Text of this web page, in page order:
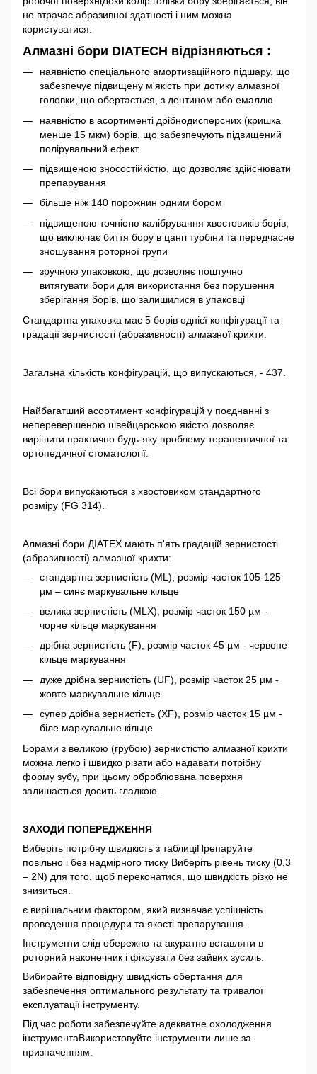
не втрачає абразивної здатності і ним можна
користуватися.
Алмазні бори DIATECH відрізняються :
наявністю спеціального амортизаційного підшару, що
забезпечує підвищену м'якість при дотику алмазної
головки, що обертається, з дентином або емаллю
наявністю в асортименті дрібнодисперсних (кришка
менше 15 мкм) борів, що забезпечують підвищений
полірувальний ефект
підвищеною зносостійкістю, що дозволяє здійснювати
препарування
більше ніж 140 порожнин одним бором
підвищеною точністю калібрування хвостовиків борів,
що виключає биття бору в цангі турбіни та передчасне
зношування роторної групи
зручною упаковкою, що дозволяє поштучно
витягувати бори для використання без порушення
зберігання борів, що залишилися в упаковці
Стандартна упаковка має 5 борів однієї конфігурації та
градації зернистості (абразивності) алмазної крихти.
Загальна кількість конфігурацій, що випускаються, - 437.
Найбагатший асортимент конфігурацій у поєднанні з
неперевершеною швейцарською якістю дозволяє
вирішити практично будь-яку проблему терапевтичної та
ортопедичної стоматології.
Всі бори випускаються з хвостовиком стандартного
розміру (FG 314).
Алмазні бори ДІАТЕХ мають п'ять градацій зернистості
(абразивності) алмазної крихти:
стандартна зернистість (ML), розмір часток 105-125
µм – синє маркувальне кільце
велика зернистість (MLX), розмір часток 150 µм -
чорне кільце маркування
дрібна зернистість (F), розмір часток 45 µм - червоне
кільце маркування
дуже дрібна зернистість (UF), розмір часток 25 µм -
жовте маркувальне кільце
супер дрібна зернистість (XF), розмір часток 15 µм -
біле маркувальне кільце
Борами з великою (грубою) зернистістю алмазної крихти
можна легко і швидко різати або надавати потрібну
форму зубу, при цьому оброблювана поверхня
залишається досить гладкою.
ЗАХОДИ ПОПЕРЕДЖЕННЯ
Виберіть потрібну швидкість з таблиціПрепаруйте
повільно і без надмірного тиску Виберіть рівень тиску (0,3
– 2N) для того, щоб переконатися, що швидкість різко не
знизиться.
є вирішальним фактором, який визначає успішність
проведення процедури та якості препарування.
Інструменти слід обережно та акуратно вставляти в
роторний наконечник і фіксувати без зайвих зусиль.
Вибирайте відповідну швидкість обертання для
забезпечення оптимального результату та тривалої
експлуатації інструменту.
Під час роботи забезпечуйте адекватне охолодження
інструментаВикористовуйте інструменти лише за
призначенням.